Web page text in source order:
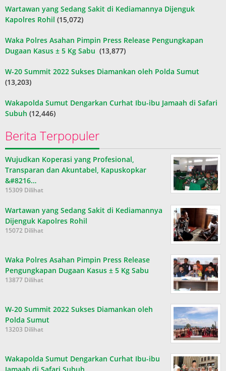
Wartawan yang Sedang Sakit di Kediamannya Dijenguk
Kapolres Rohil (15,072)
Waka Polres Asahan Pimpin Press Release Pengungkapan
Dugaan Kasus ± 5 Kg Sabu (13,877)
W-20 Summit 2022 Sukses Diamankan oleh Polda Sumut
(13,203)
Wakapolda Sumut Dengarkan Curhat Ibu-ibu Jamaah di Safari
Subuh (12,446)
Berita Terpopuler
Wujudkan Koperasi yang Profesional,
Transparan dan Akuntabel, Kapuskopkar
&#8216…
15309 Dilihat
Wartawan yang Sedang Sakit di Kediamannya
Dijenguk Kapolres Rohil
15072 Dilihat
Waka Polres Asahan Pimpin Press Release
Pengungkapan Dugaan Kasus ± 5 Kg Sabu
13877 Dilihat
W-20 Summit 2022 Sukses Diamankan oleh
Polda Sumut
13203 Dilihat
Wakapolda Sumut Dengarkan Curhat Ibu-ibu
Jamaah di Safari Subuh